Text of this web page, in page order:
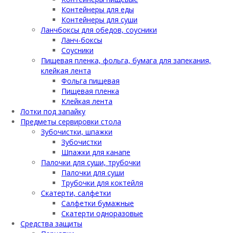
Контейнеры для еды
Контейнеры для суши
Ланчбоксы для обедов, соусники
Ланч-боксы
Соусники
Пищевая пленка, фольга, бумага для запекания,
клейкая лента
Фольга пищевая
Пищевая пленка
Клейкая лента
Лотки под запайку
Предметы сервировки стола
Зубочистки, шпажки
Зубочистки
Шпажки для канапе
Палочки для суши, трубочки
Палочки для суши
Трубочки для коктейля
Скатерти, салфетки
Салфетки бумажные
Скатерти одноразовые
Средства защиты